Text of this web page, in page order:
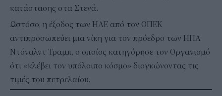
κατάστασης στα Στενά.
Ωστόσο, η έξοδος των ΗΑΕ από τον ΟΠΕΚ
αντιπροσωπεύει μια νίκη για τον πρόεδρο των ΗΠΑ
Ντόναλντ Τραμπ, ο οποίος κατηγόρησε τον Οργανισμό
ότι «κλέβει τον υπόλοιπο κόσμο» διογκώνοντας τις
τιμές του πετρελαίου.